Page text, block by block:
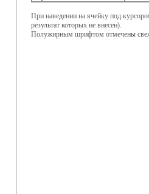
При наведении на ячейку под
результат которых не внесен).
Полужирным шрифтом отмечены